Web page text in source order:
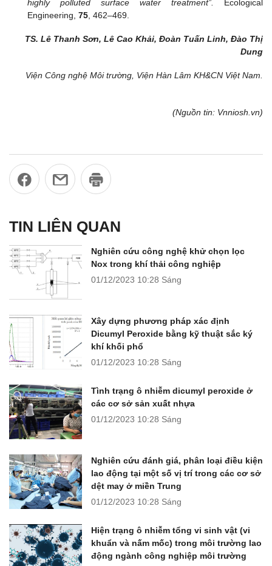
highly polluted surface water treatment”.
Ecological
Engineering, 75 , 462–469.
TS. Lê Thanh Sơn, Lê Cao Khải, Đoàn Tuấn Linh, Đào Thị
Dung
Viện Công nghệ Môi trường, Viện Hàn Lâm KH&CN Việt Nam.
(Nguồn tin: Vnniosh.vn)
TIN LIÊN QUAN
Nghiên cứu công nghệ khử chọn lọc
Nox trong khí thải công nghiệp
01/12/2023 10:28 Sáng
Xây dựng phương pháp xác định
Dicumyl Peroxide bằng kỹ thuật sắc ký
khí khối phổ
01/12/2023 10:28 Sáng
Tình trạng ô nhiễm dicumyl peroxide ở
các cơ sở sản xuất nhựa
01/12/2023 10:28 Sáng
Nghiên cứu đánh giá, phân loại điều kiện
lao động tại một số vị trí trong các cơ sở
dệt may ở miền Trung
01/12/2023 10:28 Sáng
Hiện trạng ô nhiễm tổng vi sinh vật (vi
khuẩn và nấm mốc) trong môi trường lao
động ngành công nghiệp môi trường